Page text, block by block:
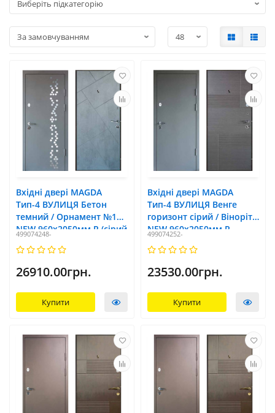
Вхідні двері MAGDA
Тип-4 ВУЛИЦЯ Бетон
темний / Орнамент №1
NEW 960х2050мм R (сірий
499074248-
26910.00грн.
Купити
Вхідні двері MAGDA
Тип-4 ВУЛИЦЯ Венге
горизонт сірий / Віноріт
NEW 960х2050мм R
499074252-
23530.00грн.
Купити